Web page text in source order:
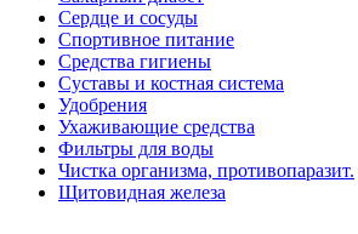
Сердце и сосуды
Спортивное питание
Средства гигиены
Суставы и костная система
Удобрения
Ухаживающие средства
Фильтры для воды
Чистка организма, противопаразит.
Щитовидная железа